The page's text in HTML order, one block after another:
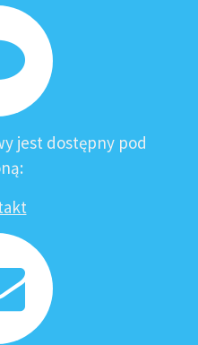
jest dostępny pod